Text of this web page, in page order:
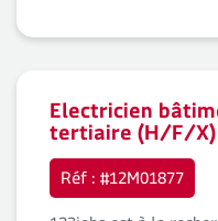
Electricien
tertiaire (H/F/
Réf : #12M01877